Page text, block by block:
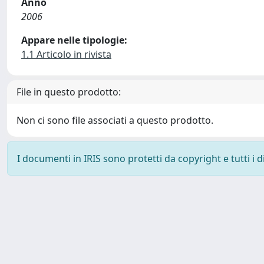
2006
Appare nelle tipologie:
1.1 Articolo in rivista
File in questo prodotto:
Non ci sono file associati a questo prodotto.
I documenti in IRIS sono protetti da copyright e tutti i